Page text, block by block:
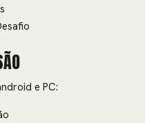
e PC: